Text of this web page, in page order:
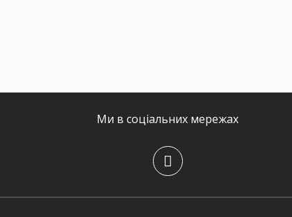
Ми в соціальних мережах